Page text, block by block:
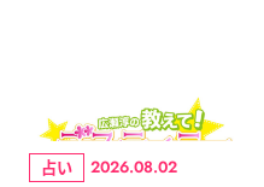
占い 2026.08.02